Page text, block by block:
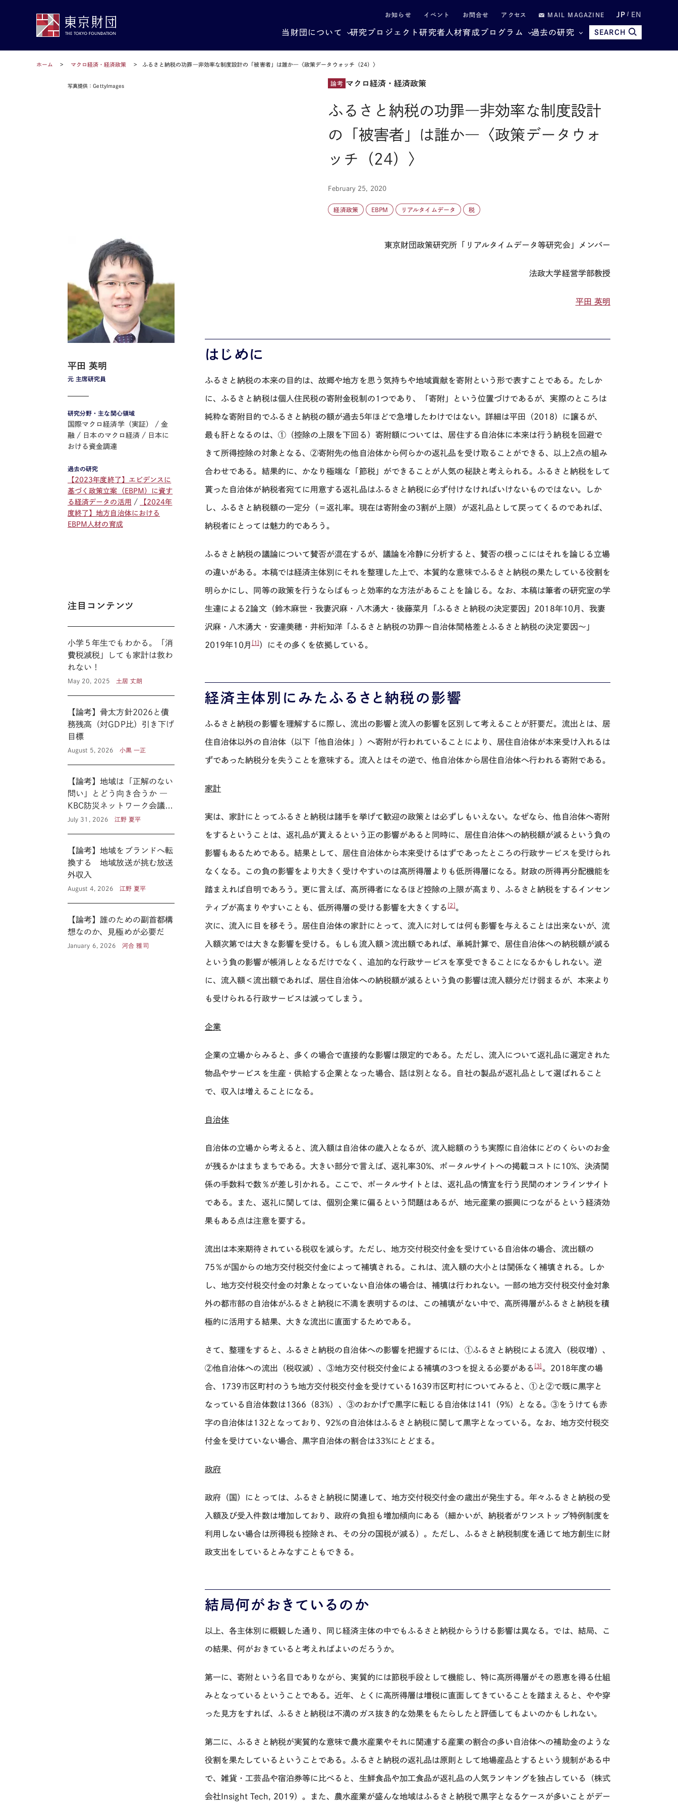
お知らせ イベント お問合せ アクセス MAIL MAGAZINE JP EN
当財団について 研究プロジェクト研究者 人材育成プログラム 過去の研究 SEARCH
ホーム マクロ経済・経済政策 ふるさと納税の功罪―非効率な制度設計の「被害者」は誰か―〈政策データウォッチ（24）〉
写真提供：GettyImages 論考 マクロ経済・経済政策
ふるさと納税の功罪―非効率な制度設計
の「被害者」は誰か―〈政策データウォ
ッチ（24）〉
February 25, 2020
経済政策 EBPM リアルタイムデータ 税
東京財団政策研究所「リアルタイムデータ等研究会」メンバー
法政大学経営学部教授
平田 英明
はじめに
ふるさと納税の本来の目的は、故郷や地方を思う気持ちや地域貢献を寄附という形で表すことである。たしか
に、ふるさと納税は個人住民税の寄附金税制の1つであり、「寄附」という位置づけであるが、実際のところは
純粋な寄附目的でふるさと納税の額が過去5年ほどで急増したわけではない。詳細は平田（2018） に譲るが、
最も肝となるのは、 ①（控除の上限を下回る）寄附額については、居住する自治体に本来は行う納税を回避で
きて所得控除の対象となる、②寄附先の他自治体から何らかの返礼品を受け取ることができる、以上2点の組み
合わせである。結果的に、かなり極端な「節税」ができることが人気の秘訣と考えられる。ふるさと納税をして
貰った自治体が納税者宛てに用意する返礼品はふるさと納税に必ず付けなければいけないものではない。しか
し、ふるさと納税額の一定分（＝返礼率。現在は寄附金の3割が上限）が返礼品として戻ってくるのであれば、
納税者にとっては魅力的であろう。
ふるさと納税の議論について賛否が混在するが、議論を冷静に分析すると、賛否の根っこにはそれを論じる立場
の違いがある。本稿では経済主体別にそれを整理した上で、本質的な意味でふるさと納税の果たしている役割を
明らかにし、同等の政策を行うならばもっと効率的な方法があることを論じる。なお、本稿は筆者の研究室の学
生達による2論文（鈴木麻世・我妻沢麻・八木湧大・後藤菜月「ふるさと納税の決定要因」 2018年10月、我妻
沢麻・八木湧大・安達美穂・井桁知洋「ふるさと納税の功罪〜自治体間格差とふるさと納税の決定要因〜」
2019年10月 [1]）にその多くを依拠している。
経済主体別にみたふるさと納税の影響
ふるさと納税の影響を理解するに際し、流出の影響と流入の影響を区別して考えることが肝要だ。流出とは、居
住自治体以外の自治体（以下「他自治体」）へ寄附が行われていることにより、居住自治体が本来受け入れるは
ずであった納税分を失うことを意味する。流入とはその逆で、他自治体から居住自治体へ行われる寄附である。
家計
実は、家計にとってふるさと納税は諸手を挙げて歓迎の政策とは必ずしもいえない。なぜなら、他自治体へ寄附
をするということは、返礼品が貰えるという正の影響があると同時に、居住自治体への納税額が減るという負の
影響もあるためである。結果として、居住自治体から本来受けるはずであったところの行政サービスを受けられ
なくなる。この負の影響をより大きく受けやすいのは高所得層よりも低所得層になる。財政の所得再分配機能を
踏まえれば自明であろう。更に言えば、高所得者になるほど控除の上限が高まり、ふるさと納税をするインセン
ティブが高まりやすいことも、低所得層の受ける影響を大きくする[2]。
次に、流入に目を移そう。居住自治体の家計にとって、流入に対しては何も影響を与えることは出来ないが、流
入額次第では大きな影響を受ける。もしも流入額＞流出額であれば、単純計算で、居住自治体への納税額が減る
という負の影響が帳消しとなるだけでなく、追加的な行政サービスを享受できることになるかもしれない。逆
に、流入額＜流出額であれば、居住自治体への納税額が減るという負の影響は流入額分だけ弱まるが、本来より
も受けられる行政サービスは減ってしまう。
企業
企業の立場からみると、多くの場合で直接的な影響は限定的である。ただし、流入について返礼品に選定された
物品やサービスを生産・供給する企業となった場合、話は別となる。自社の製品が返礼品として選ばれること
で、収入は増えることになる。
自治体
自治体の立場から考えると、流入額は自治体の歳入となるが、流入総額のうち実際に自治体にどのくらいのお金
が残るかはまちまちである。大きい部分で言えば、返礼率30%、ポータルサイトへの掲載コストに 10%、決済関
係の手数料で数％が差し引かれる。ここで、ポータルサイトとは、返礼品の情宣を行う民間のオンラインサイト
である。また、返礼に関しては、個別企業に偏るという問題はあるが、地元産業の振興につながるという経済効
果もある点は注意を要する。
流出は本来期待されている税収を減らす。ただし、地方交付税交付金を受けている自治体の場合、流出額の
75 ％が国からの地方交付税交付金によって補填される。これは、流入額の大小とは関係なく補填される。しか
し、地方交付税交付金の対象となっていない自治体の場合は、補填は行われない。一部の地方交付税交付金対象
外の都市部の自治体がふるさと納税に不満を表明するのは、この補填がない中で、高所得層がふるさと納税を積
極的に活用する結果、大きな流出に直面するためである。
さて、整理をすると、ふるさと納税の自治体への影響を把握するには、①ふるさと納税による流入（税収増）、
②他自治体への流出（税収減）、③地方交付税交付金による補填の3つを捉える必要がある[3] 。 2018年度の場
合、 1739市区町村のうち地方交付税交付金を受けている 1639市区町村についてみると、①と②で既に黒字と
なっている自治体数は1366（83%） 、③のおかげで黒字に転じる自治体は141（9%） となる。③をうけても赤
字の自治体は132 となっており、 92%の自治体はふるさと納税に関して黒字となっている。なお、地方交付税交
付金を受けていない場合、黒字自治体の割合は33%にとどまる。
政府
政府（国）にとっては、ふるさと納税に関連して、地方交付税交付金の歳出が発生する。年々ふるさと納税の受
入額及び受入件数は増加しており、政府の負担も増加傾向にある（細かいが、納税者がワンストップ特例制度を
利用しない場合は所得税も控除され、その分の国税が減る）。ただし、ふるさと納税制度を通じて地方創生に財
政支出をしているとみなすこともできる。
結局何がおきているのか
以上、各主体別に概観した通り、同じ経済主体の中でもふるさと納税からうける影響は異なる。では、結局、こ
の結果、何がおきていると考えればよいのだろうか。
第一に、寄附という名目でありながら、実質的には節税手段として機能し、特に高所得層がその恩恵を得る仕組
みとなっているということである。近年、とくに高所得層は増税に直面してきていることを踏まえると、やや穿
った見方をすれば、ふるさと納税は不満のガス抜き的な効果をもたらしたと評価してもよいのかもしれない。
第二に、ふるさと納税が実質的な意味で農水産業やそれに関連する産業の割合の多い自治体への補助金のような
役割を果たしているということである。ふるさと納税の返礼品は原則として地場産品とするという規制がある中
で、雑貨・工芸品や宿泊券等に比べると、生鮮食品や加工食品が返礼品の人気ランキングを独占している（株式
会社 Insight Tech, 2019）。また、農水産業が盛んな地域はふるさと納税で黒字となるケースが多いことがデー
元 主席研究員
平田 英明
研究分野・主な関心領域
国際マクロ経済学（実証）
金
融
日本のマクロ経済
日本に
おける資金調達
過去の研究
【2023年度終了】エビデンスに
基づく政策立案（EBPM）に資す
る経済データの活用
【2024年
度終了】地方自治体における
EBPM人材の育成
注目コンテンツ
小学５年生でもわかる。「消
費税減税」しても家計は救わ
れない！
May 20, 2025 土居 丈朗
【論考】骨太方針2026と債
務残高（対GDP比）引き下げ
目標
August 5, 2026 小黒 一正
【論考】地域は「正解のない
問い」とどう向き合うか ―
KBC防災ネットワーク会議に
見る新たな公共性 ―
July 31, 2026 江野 夏平
【論考】地域をブランドへ転
換する 地域放送が挑む放送
外収入
August 4, 2026 江野 夏平
【論考】誰のための副首都構
想なのか、見極めが必要だ
January 6, 2026 河合 雅司